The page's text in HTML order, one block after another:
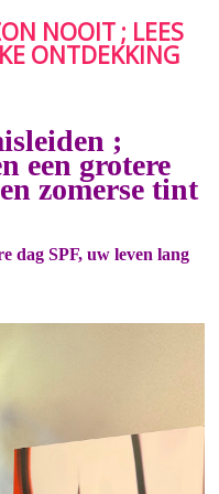
NOOIT ; LEES
ONTDEKKING
;
een grotere
zomerse tint
dag SPF, uw leven lang